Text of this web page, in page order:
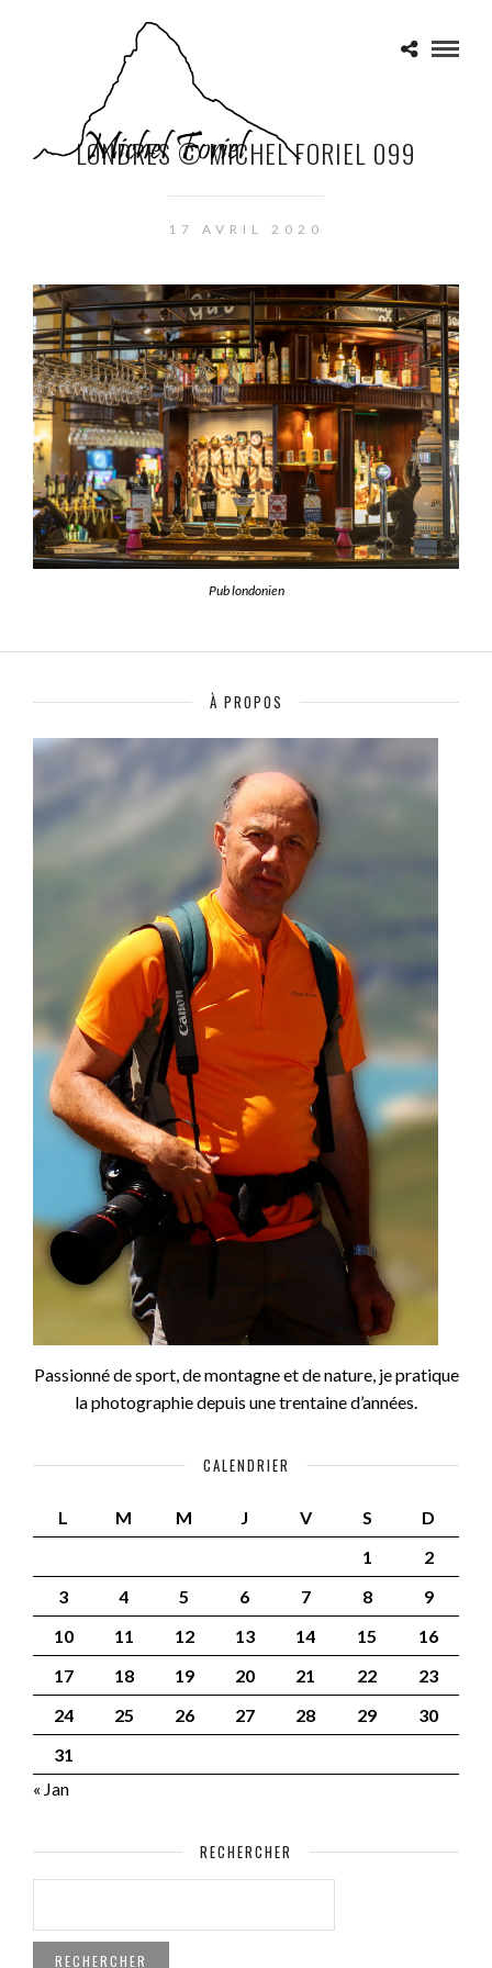
LONDRES © MICHEL FORIEL 099
17 AVRIL 2020
Pub londonien
À PROPOS
Passionné de sport, de montagne et de nature, je pratique
la photographie depuis une trentaine d’années.
CALENDRIER
L M M J V S
D
1
2
3
4 5 6 7 8
9
10
11 12 13 14 15
16
17
18 19 20 21 22
23
24
25 26 27 28 29
30
31
« Jan
RECHERCHER